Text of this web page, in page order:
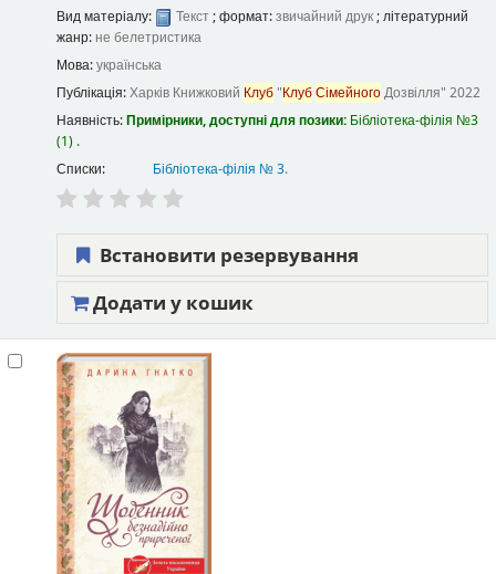
Вид матеріалу: Текст; формат:звичайний друк; літературний
жанр: не белетристика
Мова:українська
Публікація:Харків Книжковий Клуб"КлубСімейногоДозвілля" 2022
Наявність:Примірники, доступні для позики: Бібліотека-філія №3
(1) .
Списки:
Бібліотека-філія № 3.
Встановити резервування
Додати у кошик